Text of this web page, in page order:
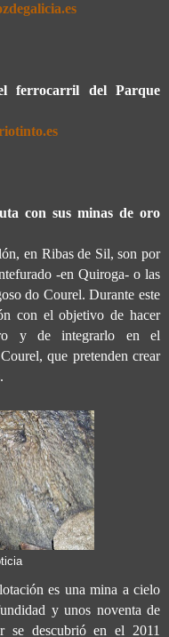
ferrocarril del Parque
con sus minas de oro
en Ribas de Sil, son por
-en Quiroga- o las
do Courel. Durante este
con el objetivo de hacer
y de integrarlo en el
que pretenden crear
es una mina a cielo
y unos noventa de
se descubrió en el 2011